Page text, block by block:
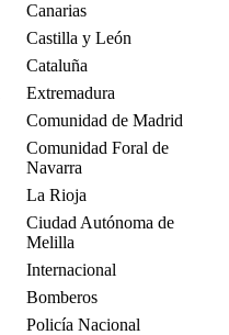
Canarias
Castilla y León
Cataluña
Extremadura
Comunidad de Madrid
Comunidad Foral de
Navarra
La Rioja
Ciudad Autónoma de
Melilla
Internacional
Bomberos
Policía Nacional